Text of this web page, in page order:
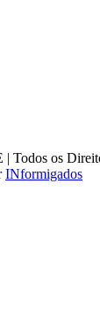
os
INformigados